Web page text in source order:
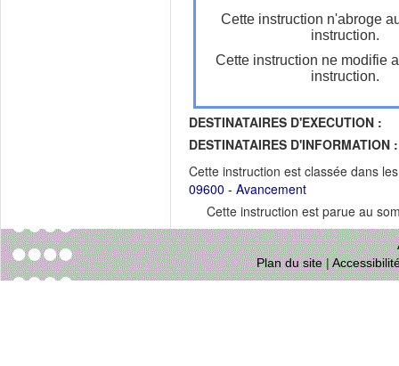
Cette instruction n'abroge
instruction.
Cette instruction ne modifie
instruction.
DESTINATAIRES D'EXECUTION :
DESTINATAIRES D'INFORMATION :
Cette instruction est classée dans
09600 - Avancement
Cette instruction est parue au
Plan du site|